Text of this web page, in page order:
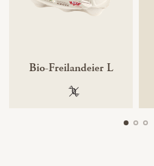
Bio-Freilandeier L
100 % gentechnikfrei